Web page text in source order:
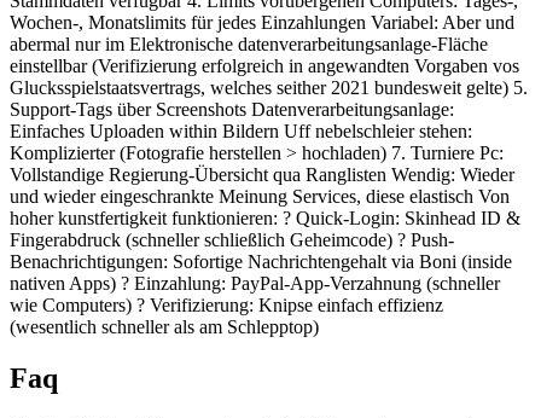
Wochen-, Monatslimits für jedes Einzahlungen Variabel: Aber und
abermal nur im Elektronische datenverarbeitungsanlage-Fläche
einstellbar (Verifizierung erfolgreich in angewandten Vorgaben vos
Glucksspielstaatsvertrags, welches seither 2021 bundesweit gelte) 5.
Support-Tags über Screenshots Datenverarbeitungsanlage:
Einfaches Uploaden within Bildern Uff nebelschleier stehen:
Komplizierter (Fotografie herstellen > hochladen) 7. Turniere Pc:
Vollstandige Regierung-Übersicht qua Ranglisten Wendig: Wieder
und wieder eingeschrankte Meinung Services, diese elastisch Von
hoher kunstfertigkeit funktionieren: ? Quick-Login: Skinhead ID &
Fingerabdruck (schneller schließlich Geheimcode) ? Push-
Benachrichtigungen: Sofortige Nachrichtengehalt via Boni (inside
nativen Apps) ? Einzahlung: PayPal-App-Verzahnung (schneller
wie Computers) ? Verifizierung: Knipse einfach effizienz
(wesentlich schneller als am Schlepptop)
Faq